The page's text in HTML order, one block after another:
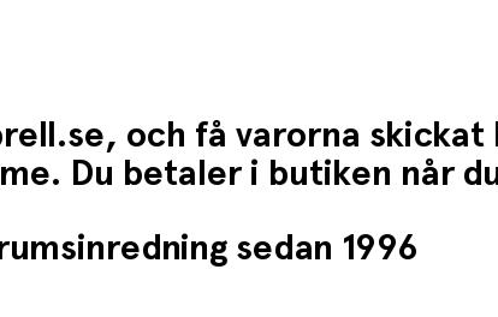
och få varorna
Du betaler i butiken når
sedan 1996